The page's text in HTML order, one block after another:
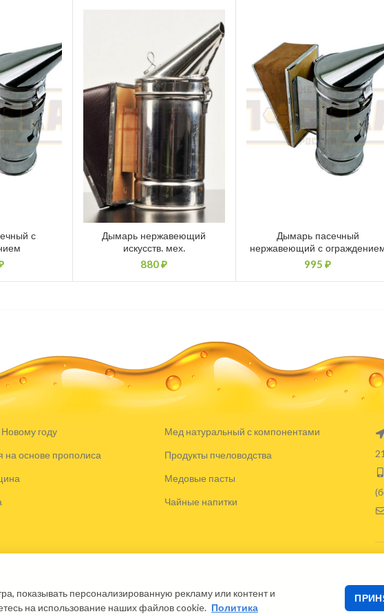
с
Дымарь нержавеющий
искусств. мех.
880₽
Дымарь пасечный
нержавеющий с
995₽
году
на основе прополиса
Мед натуральный с компонентами
Продукты пчеловодства
Медовые пасты
Чайные напитки
показывать персонализированную рекламу или контент и
на использование наших файлов cookie. Политика